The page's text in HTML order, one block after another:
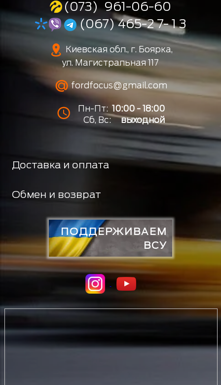
(073) 961-06-60
(067) 465-2 7- 1 3
Киевская обл., г. Боярка,
ул. Магистральная 117
fordfocus@gmail.com
Пн-Пт: 10:00 - 18:00
Сб, Вс:
выходной
Доставка и оплата
Обмен и возврат
ПОДДЕРЖИВАЕМ
ВСУ